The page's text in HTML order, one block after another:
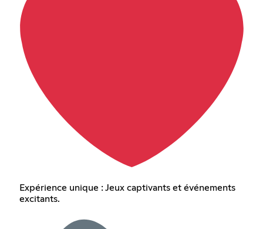
Expérience unique : Jeux captivants et événements
excitants.